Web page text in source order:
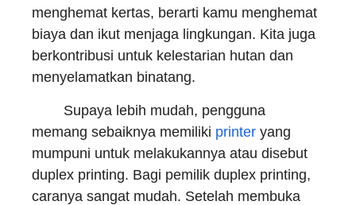
menghemat kertas, berarti kamu menghemat
biaya dan ikut menjaga lingkungan. Kita juga
berkontribusi untuk kelestarian hutan dan
menyelamatkan binatang.
Supaya lebih mudah, pengguna
memang sebaiknya memiliki printer yang
mumpuni untuk melakukannya atau disebut
duplex printing. Bagi pemilik duplex printing,
caranya sangat mudah. Setelah membuka